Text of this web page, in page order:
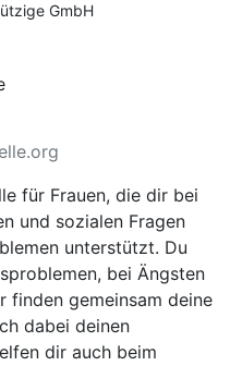
GmbH
für Frauen, die dir bei
und sozialen Fragen
unterstützt. Du
bei Ängsten
finden gemeinsam deine
dabei deinen
dir auch beim